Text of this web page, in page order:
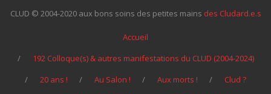
CLUD © 2004-2020 aux bons soins des petites mains des Cludard.e.s
Accueil
192 Colloque(s) & autres manifestations du CLUD (2004-2024)
20 ans !
Au Salon ! Aux morts !
Clud ?